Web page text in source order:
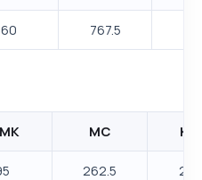
767.5
МС
262.5